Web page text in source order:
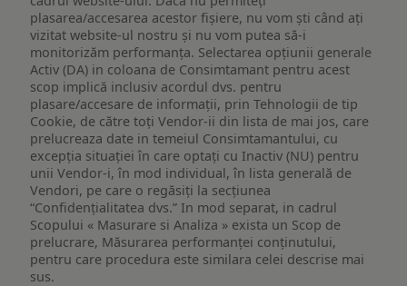
plasarea/accesarea acestor fișiere, nu vom ști când ați
vizitat website-ul nostru și nu vom putea să-i
monitorizăm performanța. Selectarea opțiunii generale
Activ (DA) in coloana de Consimtamant pentru acest
scop implică inclusiv acordul dvs. pentru
plasare/accesare de informații, prin Tehnologii de tip
Cookie, de către toți Vendor-ii din lista de mai jos, care
prelucreaza date in temeiul Consimtamantului, cu
excepția situației în care optați cu Inactiv (NU) pentru
unii Vendor-i, în mod individual, în lista generală de
Vendori, pe care o regăsiți la secțiunea
“Confidențialitatea dvs.” In mod separat, in cadrul
Scopului « Masurare si Analiza » exista un Scop de
prelucrare, Măsurarea performanței conținutului,
pentru care procedura este similara celei descrise mai
sus.